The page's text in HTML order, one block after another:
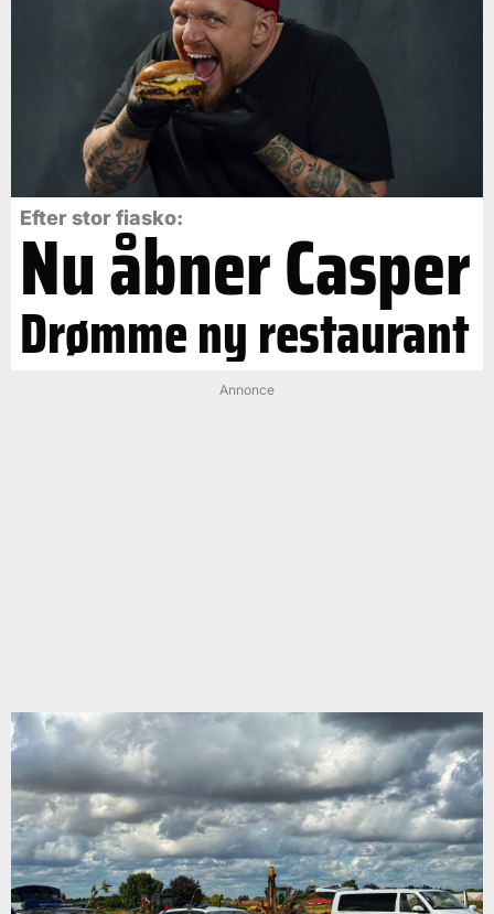
Efter stor fiasko:
Nu åbner Casper
Drømme ny restaurant
Annonce